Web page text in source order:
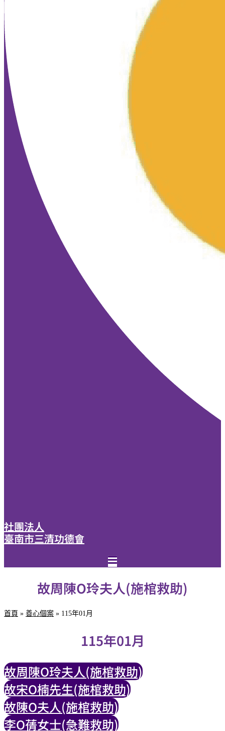
社團法人
臺南市三清功德會
故周陳O玲夫人(施棺救助)
首頁 » 善心個案 » 115年01月
115年01月
故周陳O玲夫人(施棺救助)
故宋O楠先生(施棺救助)
故陳O夫人(施棺救助)
李O蒨女士(急難救助)